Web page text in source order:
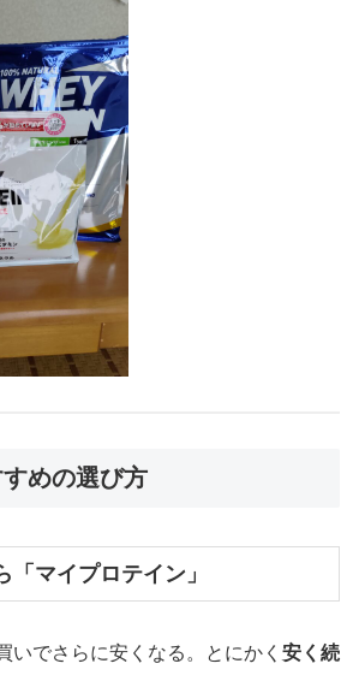
めの選び方
「マイプロテイン」
いでさらに安くなる。とにかく 安く続